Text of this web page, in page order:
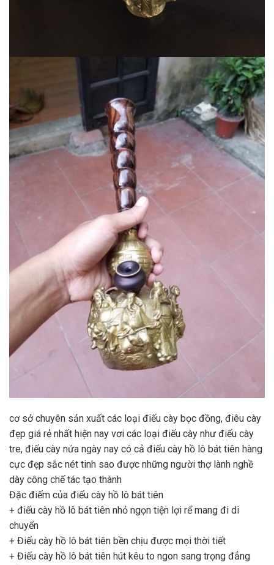
cơ sở chuyên sản xuất các loại điếu cày bọc đồng, điêu cày
đẹp giá rẻ nhất hiện nay vơi các loại điếu cày như điếu cày
tre, điếu cày nứa ngày nay có cả điếu cày hồ lô bát tiên hàng
cực đẹp sắc nét tinh sao được những người thợ lành nghề
dày công chế tác tạo thành
Đặc điếm của điếu cày hồ lô bát tiên
+ điếu cày hồ lô bát tiên nhỏ ngọn tiện lợi rể mang đi di
chuyển
+ Điếu cày hồ lô bát tiên bền chịu được mọi thời tiết
+ Điếu cày hồ lô bát tiên hút kêu to ngon sang trọng đẳng